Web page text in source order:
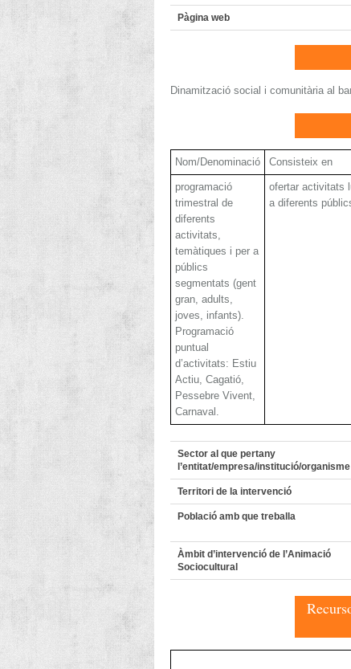
Pàgina web
Dinamització social i comunitària al
Nom/Denominació Consisteix en
programació
trimestral de
diferents
activitats,
temàtiques i per a
públics
segmentats (gent
gran, adults,
joves, infants).
Programació
puntual
d’activitats: Estiu
Actiu, Cagatió,
Pessebre Vivent,
Carnaval.
ofertar activitats
a diferents
Sector al que pertany
l’entitat/empresa/institució/organisme
Territori de la intervenció
Població amb que treballa
Àmbit d’intervenció de l’Animació
Sociocultural